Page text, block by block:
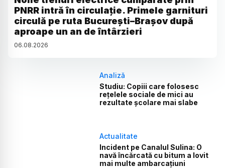
PNRR intră în circulație. Primele garnituri
circulă pe ruta București–Brașov după
aproape un an de întârzieri
06.08.2026
Analiză
Studiu: Copiii care folosesc
rețelele sociale de mici au
rezultate școlare mai slabe
Actualitate
Incident pe Canalul Sulina: O
navă încărcată cu bitum a lovit
mai multe ambarcațiuni